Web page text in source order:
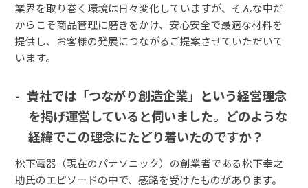
業界を取り巻く環境は日々変化していますが、そんな中だ
からこそ商品管理に磨きをかけ、安心安全で最適な材料を
提供し、お客様の発展につながるご提案させていただいて
います。
貴社では「つながり創造企業」という経営理念
を掲げ運営していると伺いました。どのような
経緯でこの理念にたどり着いたのですか？
松下電器（現在のパナソニック）の創業者である松下幸之
助氏のエピソードの中で、感銘を受けたものがあります。